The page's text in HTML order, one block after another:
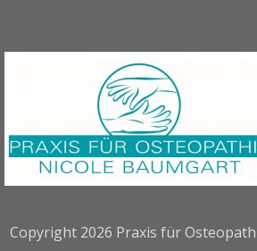
Copyright 2026 Praxis für